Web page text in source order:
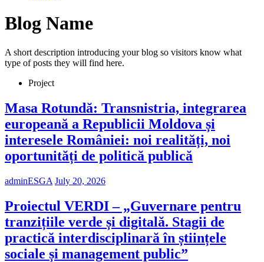
Blog Name
A short description introducing your blog so visitors know what
type of posts they will find here.
Project
Masa Rotundă: Transnistria, integrarea
europeană a Republicii Moldova și
interesele României: noi realități, noi
oportunități de politică publică
adminESGA July 20, 2026
Proiectul VERDI – „Guvernare pentru
tranzițiile verde și digitală. Stagii de
practică interdisciplinară în științele
sociale și management public”